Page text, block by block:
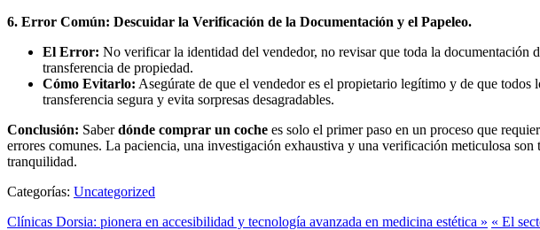
6. Error Común: Descuidar la Verificación de la Documentación y el Papeleo.
El Error: No verificar la identidad del vendedor, no revisar que toda la
transferencia de propiedad.
Cómo Evitarlo: Asegúrate de que el vendedor es el propietario legítimo y de que todos
transferencia segura y evita sorpresas desagradables.
Conclusión: Saberdónde comprar un coche es solo el primer paso en un proceso que
errores comunes. La paciencia, una investigación exhaustiva y una verificación meticulosa
tranquilidad.
Categorías: Uncategorized
Clínicas Dorsia: pionera en accesibilidad y tecnología avanzada en medicina estética » « El